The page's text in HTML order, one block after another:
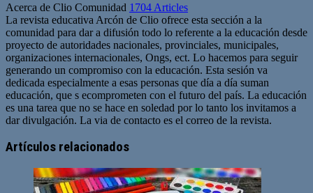
Acerca de Clio Comunidad 1704 Articles
La revista educativa Arcón de Clio ofrece esta sección a la
comunidad para dar a difusión todo lo referente a la educación desde
proyecto de autoridades nacionales, provinciales, municipales,
organizaciones internacionales, Ongs, ect. Lo hacemos para seguir
generando un compromiso con la educación. Esta sesión va
dedicada especialmente a esas personas que día a día suman
educación, que s ecomprometen con el futuro del país. La educación
es una tarea que no se hace en soledad por lo tanto los invitamos a
dar divulgación. La via de contacto es el correo de la revista.
web
Artículos relacionados